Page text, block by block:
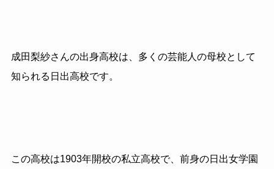
成田梨紗さんの出身高校は、多くの芸能人の母校として
知られる日出高校です。
この高校は1903年開校の私立高校で、前身の日出女学園